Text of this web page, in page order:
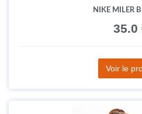
NIKE MILER
35.0
Voir le